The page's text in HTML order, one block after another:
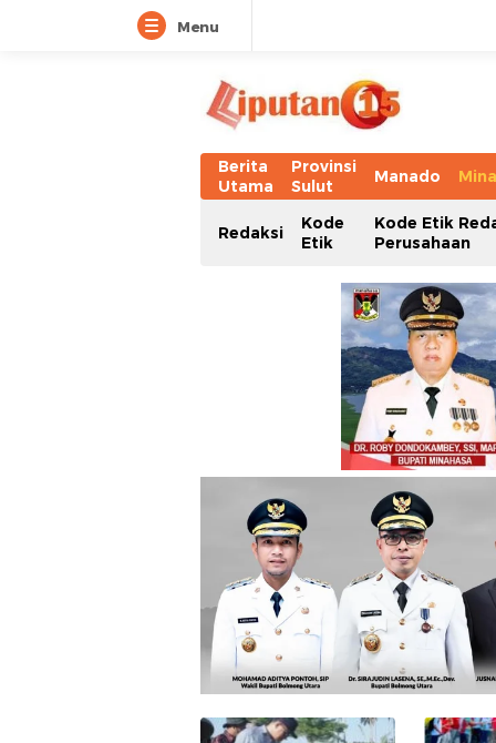
Menu
Berita
Utama
Provinsi
Sulut
Manado
Redaksi
Kode
Etik
Kode Etik
Perusahaan